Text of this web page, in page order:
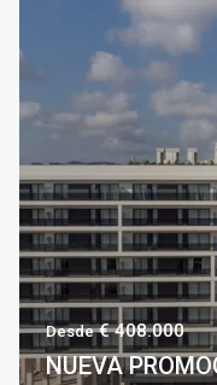
Desde€ 408.000
NUEVA